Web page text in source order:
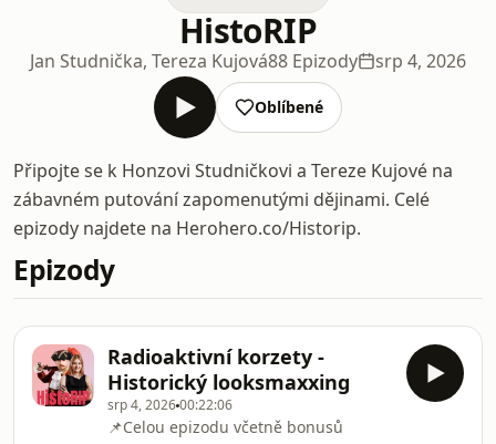
HistoRIP
Jan Studnička, Tereza Kujová88 Epizody srp 4, 2026
Oblíbené
Připojte se k Honzovi Studničkovi a Tereze Kujové na
zábavném putování zapomenutými dějinami. Celé
epizody najdete na Herohero.co/Historip.
Epizody
Radioaktivní korzety -
Historický looksmaxxing
srp 4, 202600:22:06
📌Celou epizodu včetně bonusů